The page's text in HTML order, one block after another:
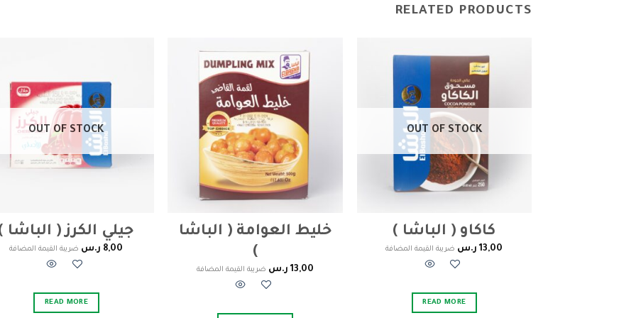
RELATED PRODUCTS
OUT OF STOCK
كاكاو ( الباشا )
13,00 ر.س ضريبة القيمة المضافة
READ MORE
خليط العوامة ( الباشا
)
13,00 ر.س ضريبة القيمة المضافة
OUT OF STOCK
جيلي الكرز ( الباشا
8,00 ر.س ضريبة القيمة المضافة
READ MORE